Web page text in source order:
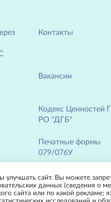
Контакты
Вакансии
Кодекс Ценностей
РО "ДГБ"
Печатные формы
079/076У
сайт. Вы можете
данных (сведения о
сайта или по какой